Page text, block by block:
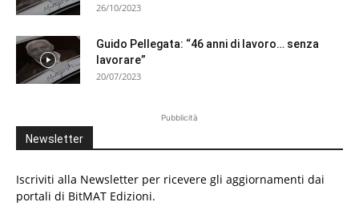
26/10/2023
Guido Pellegata: “46 anni di lavoro… senza
lavorare”
20/07/2023
Pubblicità
Newsletter
Iscriviti alla Newsletter per ricevere gli aggiornamenti dai
portali di BitMAT Edizioni.